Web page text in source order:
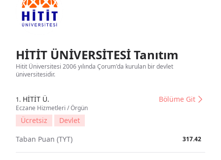
HİTİT ÜNİVERSİTESİ Tanıtım
Hitit Üniversitesi 2006 yılında Çorum'da kurulan bir devlet
üniversitesidir.
1. HİTİT Ü.
Eczane Hizmetleri / Örgün
Bölüme Git
Ücretsiz
Devlet
Taban Puan (TYT)
317.42